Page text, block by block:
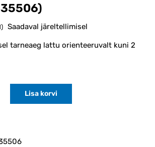
Saadaval järeltellimisel
tarneaeg lattu orienteeruvalt kuni 2
Lisa korvi